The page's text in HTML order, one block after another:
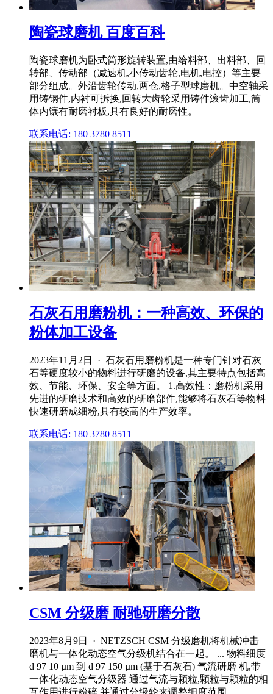
陶瓷球磨机 百度百科
陶瓷球磨机为卧式筒形旋转装置,由给料部、出料部、回
转部、传动部（减速机,小传动齿轮,电机,电控）等主要
部分组成。外沿齿轮传动,两仓,格子型球磨机。中空轴采
用铸钢件,内衬可拆换,回转大齿轮采用铸件滚齿加工,筒
体内镶有耐磨衬板,具有良好的耐磨性。
联系电话: 180 3780 8511
石灰石用磨粉机：一种高效、环保的
粉体加工设备
2023年11月2日 · 石灰石用磨粉机是一种专门针对石灰
石等硬度较小的物料进行研磨的设备,其主要特点包括高
效、节能、环保、安全等方面。 1.高效性：磨粉机采用
先进的研磨技术和高效的研磨部件,能够将石灰石等物料
快速研磨成细粉,具有较高的生产效率。
联系电话: 180 3780 8511
CSM 分级磨 耐驰研磨分散
2023年8月9日 · NETZSCH CSM 分级磨机将机械冲击
磨机与一体化动态空气分级机结合在一起。 ... 物料细度
d 97 10 µm 到 d 97 150 µm (基于石灰石) 气流研磨 机,带
一体化动态空气分级器 通过气流与颗粒,颗粒与颗粒的相
互作用进行粉碎,并通过分级轮来调整细度范围 ...